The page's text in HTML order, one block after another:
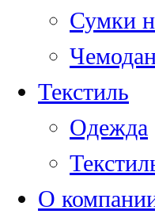
Сумки
Текстиль
Одежда
О